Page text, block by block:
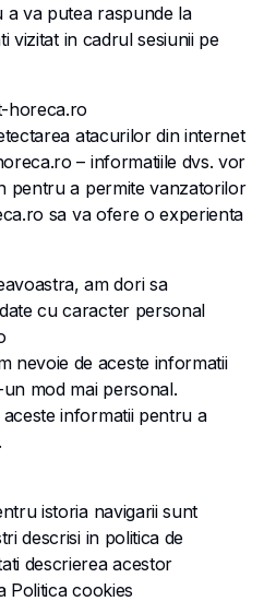
va putea raspunde la
vizitat in cadrul sesiunii pe
horeca.ro
atacurilor din internet
– informatiile dvs. vor
pentru a permite vanzatorilor
sa va ofere o experienta
am dori sa
cu caracter personal
nevoie de aceste informatii
mod mai personal.
informatii pentru a
istoria navigarii sunt
descrisi in politica de
descrierea acestor
Politica cookies